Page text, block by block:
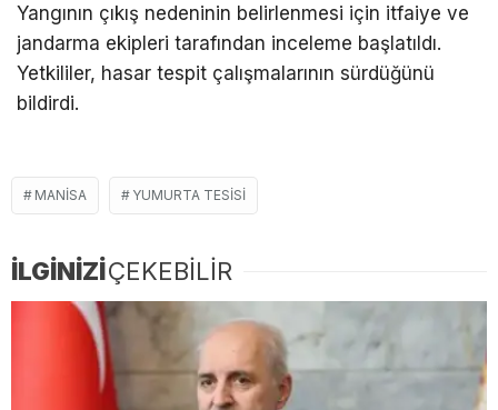
Yangının çıkış nedeninin belirlenmesi için itfaiye ve
jandarma ekipleri tarafından inceleme başlatıldı.
Yetkililer, hasar tespit çalışmalarının sürdüğünü
bildirdi.
MANISA YUMURTA TESISI
İLGİNİZİÇEKEBİLİR